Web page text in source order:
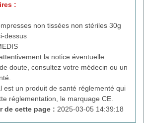
:
non tissées non stériles 30g
dessus
la notice éventuelle.
doute, consultez votre médecin ou un
est un produit de santé réglementé qui
réglementation, le marquage CE.
de cette page : 2025-03-05 14:39:18